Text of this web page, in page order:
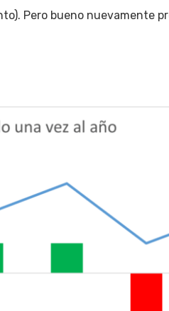
Pero bueno nuevamente